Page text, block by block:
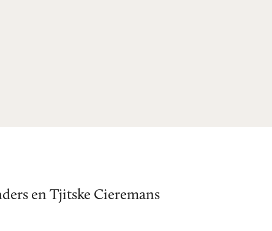
en Tjitske Cieremans